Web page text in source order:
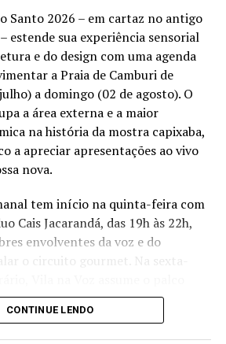
partir de 13 de agosto pelo
.
a partir de R$ 80 (meia-entrada)
a partir de R$ 110 (meia-entrada)
@booaproducoes
Santo 2026 – em cartaz no antigo
estende sua experiência sensorial
e do design com uma agenda
a Praia de Camburi de
a domingo (02 de agosto). O
a área externa e a maior
na história da mostra capixaba,
a apreciar apresentações ao vivo
nova.
tem início na quinta-feira com
Cais Jacarandá, das 19h às 22h,
envolventes da voz e do
o circuito gourmet. Na sexta-
em muitos ritmos e estilos, desde
o blues.
CONTINUE LENDO